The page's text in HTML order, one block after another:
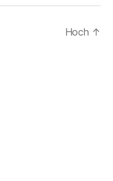
Hoch ↑